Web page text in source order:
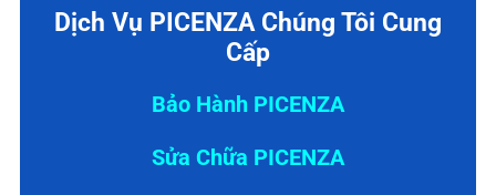
Dịch Vụ PICENZA Chúng Tôi Cung
Cấp
Bảo Hành PICENZA
Sửa Chữa PICENZA